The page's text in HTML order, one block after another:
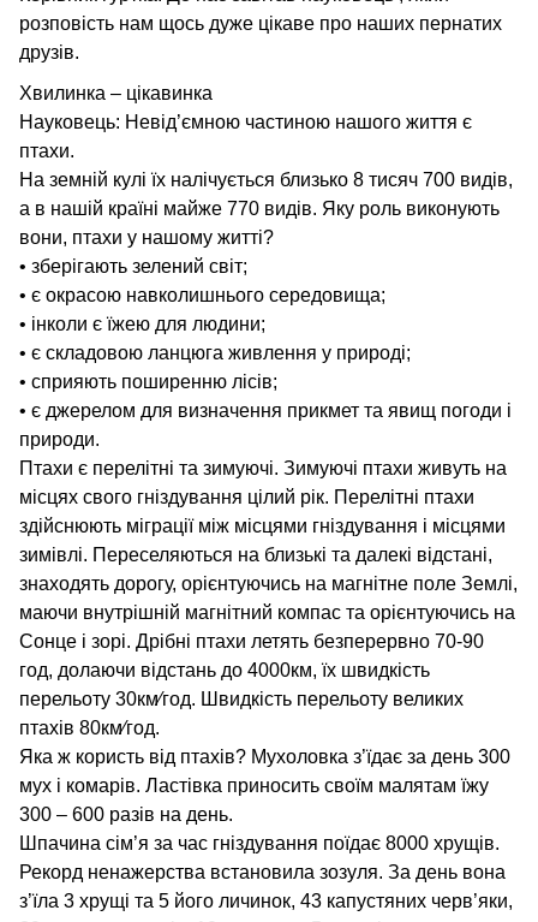
розповість нам щось дуже цікаве про наших пернатих
друзів.
Хвилинка – цікавинка
Науковець: Невід’ємною частиною нашого життя є
птахи.
На земній кулі їх налічується близько 8 тисяч 700 видів,
а в нашій країні майже 770 видів. Яку роль виконують
вони, птахи у нашому житті?
• зберігають зелений світ;
• є окрасою навколишнього середовища;
• інколи є їжею для людини;
• є складовою ланцюга живлення у природі;
• сприяють поширенню лісів;
• є джерелом для визначення прикмет та явищ погоди і
природи.
Птахи є перелітні та зимуючі. Зимуючі птахи живуть на
місцях свого гніздування цілий рік. Перелітні птахи
здійснюють міграції між місцями гніздування і місцями
зимівлі. Переселяються на близькі та далекі відстані,
знаходять дорогу, орієнтуючись на магнітне поле Землі,
маючи внутрішній магнітний компас та орієнтуючись на
Сонце і зорі. Дрібні птахи летять безперервно 70-90
год, долаючи відстань до 4000км, їх швидкість
перельоту 30км∕год. Швидкість перельоту великих
птахів 80км∕год.
Яка ж користь від птахів? Мухоловка з’їдає за день 300
мух і комарів. Ластівка приносить своїм малятам їжу
300 – 600 разів на день.
Шпачина сім’я за час гніздування поїдає 8000 хрущів.
Рекорд ненажерства встановила зозуля. За день вона
з’їла 3 хрущі та 5 його личинок, 43 капустяних черв’яки,